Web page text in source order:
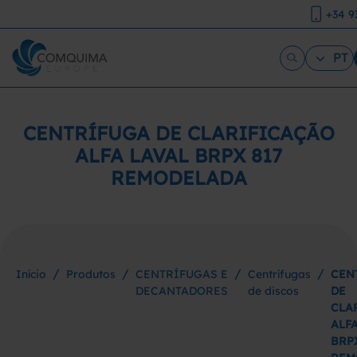
+34
PT
CENTRÍFUGA DE CLARIFICAÇÃO
ALFA LAVAL BRPX 817
REMODELADA
Início / Produtos / CENTRÍFUGAS E
DECANTADORES
/ Centrífugas
de discos
/
DE